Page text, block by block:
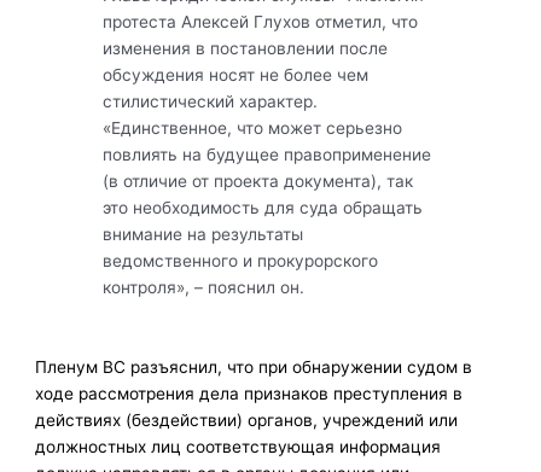
протеста Алексей Глухов отметил, что
изменения в постановлении после
обсуждения носят не более чем
стилистический характер.
«Единственное, что может серьезно
повлиять на будущее правоприменение
(в отличие от проекта документа), так
это необходимость для суда обращать
внимание на результаты
ведомственного и прокурорского
контроля», – пояснил он.
Пленум ВС разъяснил, что при обнаружении судом в
ходе рассмотрения дела признаков преступления в
действиях (бездействии) органов, учреждений или
должностных лиц соответствующая информация